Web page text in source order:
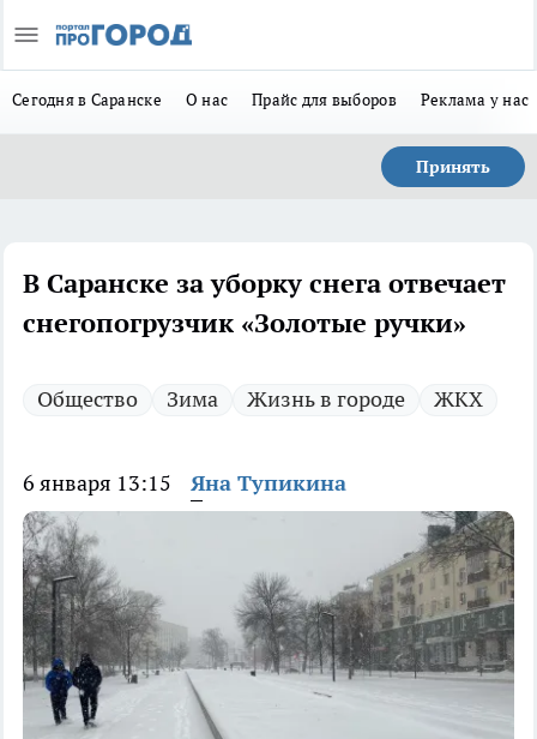
Сегодня в Саранске О нас Прайс для выборов Реклама у нас
Принять
В Саранске за уборку снега отвечает
снегопогрузчик «Золотые ручки»
Общество Зима Жизнь в городе ЖКХ
6 января 13:15 Яна Тупикина